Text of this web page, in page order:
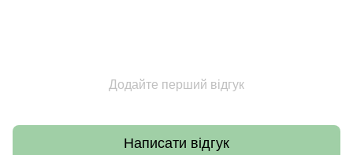
Додайте перший відгук
Написати відгук